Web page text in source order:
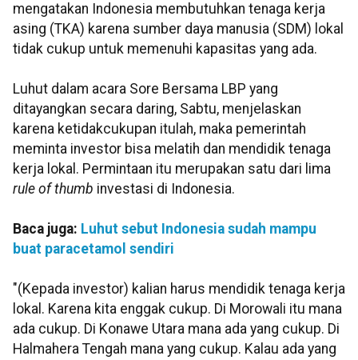
mengatakan Indonesia membutuhkan tenaga kerja
asing (TKA) karena sumber daya manusia (SDM) lokal
tidak cukup untuk memenuhi kapasitas yang ada.
Luhut dalam acara Sore Bersama LBP yang
ditayangkan secara daring, Sabtu, menjelaskan
karena ketidakcukupan itulah, maka pemerintah
meminta investor bisa melatih dan mendidik tenaga
kerja lokal. Permintaan itu merupakan satu dari lima
rule of thumb investasi di Indonesia.
Baca juga: Luhut sebut Indonesia sudah mampu
buat paracetamol sendiri
"(Kepada investor) kalian harus mendidik tenaga kerja
lokal. Karena kita enggak cukup. Di Morowali itu mana
ada cukup. Di Konawe Utara mana ada yang cukup. Di
Halmahera Tengah mana yang cukup. Kalau ada yang